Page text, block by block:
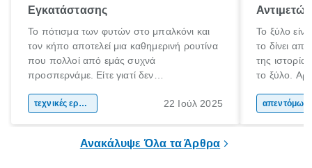
Εγκατάστασης
Το πότισμα των φυτών στο μπαλκόνι και
τον κήπο αποτελεί μια καθημερινή ρουτίνα
που πολλοί από εμάς συχνά
προσπερνάμε. Είτε γιατί δεν
Αυτό ωστόσο, έχει πολύ αρνητικές
και μάλιστα, είναι καλό να την λαμβάνουν
τεχνικές εργασίες 22 Ιούλ 2025
Το ξύλο
το δίνει
της
το ξύλο.
και
Ανακάλυψε Όλα τα Άρθρα